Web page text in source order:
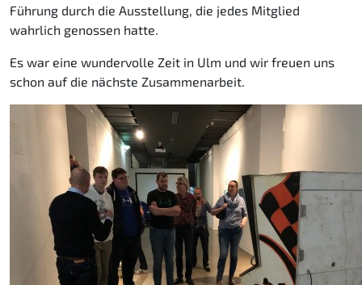
Führung durch die Ausstellung, die jedes Mitglied
wahrlich genossen hatte.
Es war eine wundervolle Zeit in Ulm und wir freuen uns
schon auf die nächste Zusammenarbeit.